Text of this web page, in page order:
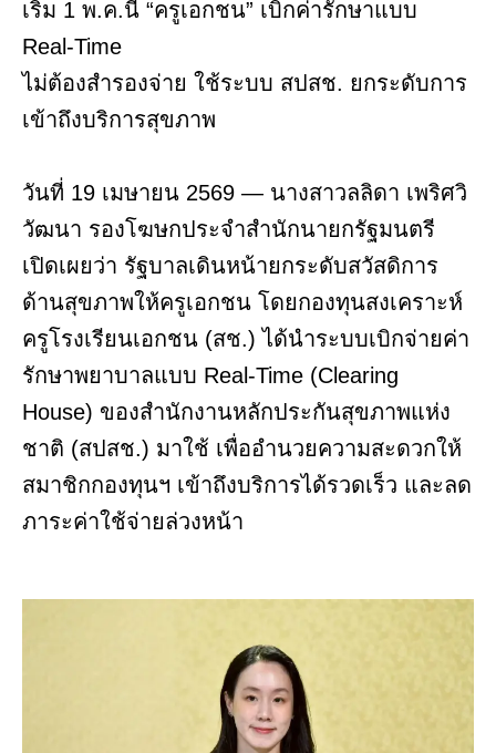
เริ่ม 1 พ.ค.นี้ “ครูเอกชน” เบิกค่ารักษาแบบ
Real-Time
ไม่ต้องสำรองจ่าย ใช้ระบบ สปสช. ยกระดับการ
เข้าถึงบริการสุขภาพ
วันที่ 19 เมษายน 2569 — นางสาวลลิดา เพริศวิ
วัฒนา รองโฆษกประจำสำนักนายกรัฐมนตรี
เปิดเผยว่า รัฐบาลเดินหน้ายกระดับสวัสดิการ
ด้านสุขภาพให้ครูเอกชน โดยกองทุนสงเคราะห์
ครูโรงเรียนเอกชน (สช.) ได้นำระบบเบิกจ่ายค่า
รักษาพยาบาลแบบ Real-Time (Clearing
House) ของสำนักงานหลักประกันสุขภาพแห่ง
ชาติ (สปสช.) มาใช้ เพื่ออำนวยความสะดวกให้
สมาชิกกองทุนฯ เข้าถึงบริการได้รวดเร็ว และลด
ภาระค่าใช้จ่ายล่วงหน้า